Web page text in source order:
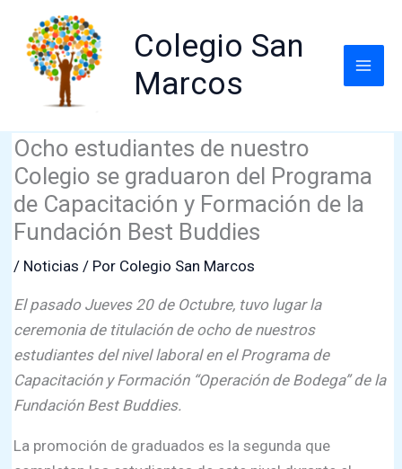
contenido
Colegio San
Marcos
Ocho estudiantes de nuestro
Colegio se graduaron del Programa
de Capacitación y Formación de la
Fundación Best Buddies
/ Noticias / Por Colegio San Marcos
El pasado Jueves 20 de Octubre, tuvo lugar la
ceremonia de titulación de ocho de nuestros
estudiantes del nivel laboral en el Programa de
Capacitación y Formación “Operación de Bodega” de la
Fundación Best Buddies.
La promoción de graduados es la segunda que